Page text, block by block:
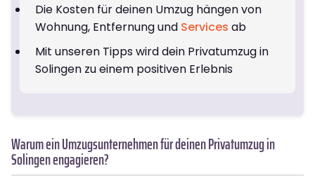
Die Kosten für deinen Umzug hängen von
Wohnung, Entfernung und Services ab
Mit unseren Tipps wird dein Privatumzug in
Solingen zu einem positiven Erlebnis
Warum ein Umzugsunternehmen für deinen Privatumzug in
Solingen engagieren?